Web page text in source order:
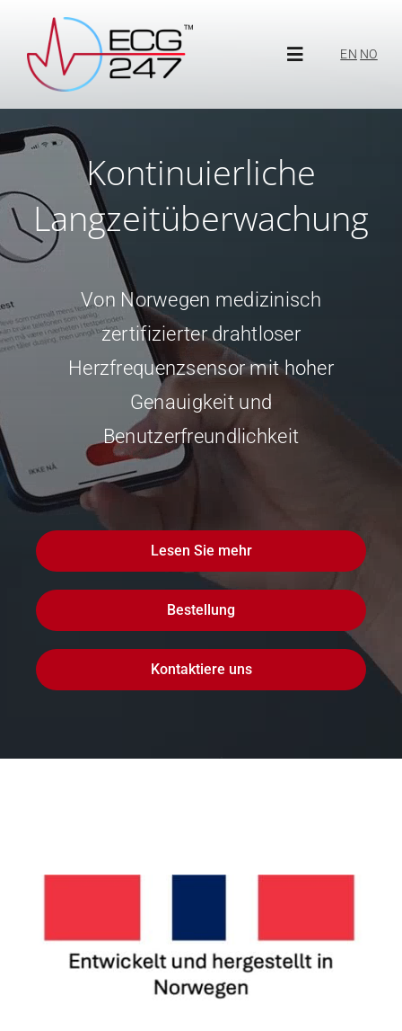
content
Toggle
Über ECG247
Über uns
Neuigkeiten
ECG247 Portal
EN NO
Kontinuierliche
Langzeitüberwachung
Von Norwegen medizinisch
zertifizierter drahtloser
Herzfrequenzsensor mit hoher
Genauigkeit und
Benutzerfreundlichkeit
Lesen Sie mehr
Bestellung
Kontaktiere uns